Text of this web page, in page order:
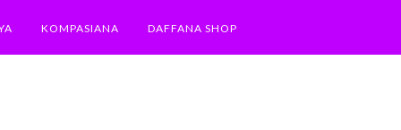
KOMPASIANA DAFFANA SHOP